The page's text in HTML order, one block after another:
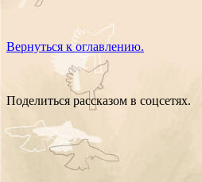
Вернуться к оглавлению.
Поделиться рассказом в соцсетях.